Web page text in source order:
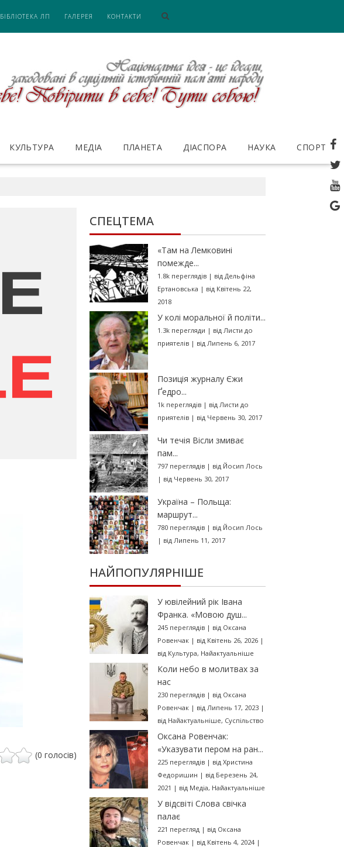
БІБЛІОТЕКА ЛП ГАЛЕРЕЯ КОНТАКТИ
КУЛЬТУРА МЕДІА ПЛАНЕТА ДІАСПОРА НАУКА СПОРТ
(0 голосів)
СПЕЦТЕМА
«Там на Лемковині
помежде...
1.8k переглядів| від Дельфіна
Ертановська | від Квітень 22,
2018
У колі моральної й політи...
1.3k перегляди | від Листи до
приятелів| від Липень 6, 2017
Позиція журналу Єжи
Ґедро...
1k переглядів| від Листи до
приятелів| від Червень 30, 2017
Чи течія Вісли змиває
пам...
797 переглядів| від Йосип Лось
| від Червень 30, 2017
Україна – Польща:
маршрут...
780 переглядів| від Йосип Лось
| від Липень 11, 2017
НАЙПОПУЛЯРНІШЕ
У ювілейний рік Івана
Франка. «Мовою душ...
245 переглядів| від Оксана
Ровенчак| від Квітень 26, 2026|
від Культура, Найактуальніше
Коли небо в молитвах за
нас
230 переглядів| від Оксана
Ровенчак| від Липень 17, 2023|
від Найактуальніше, Суспільство
Оксана Ровенчак:
«Указувати пером на ран...
225 переглядів| від Христина
Федоришин | від Березень 24,
2021 | від Медіа, Найактуальніше
У відсвіті Слова свічка
палає
221 перегляд| від Оксана
Ровенчак| від Квітень 4, 2024|